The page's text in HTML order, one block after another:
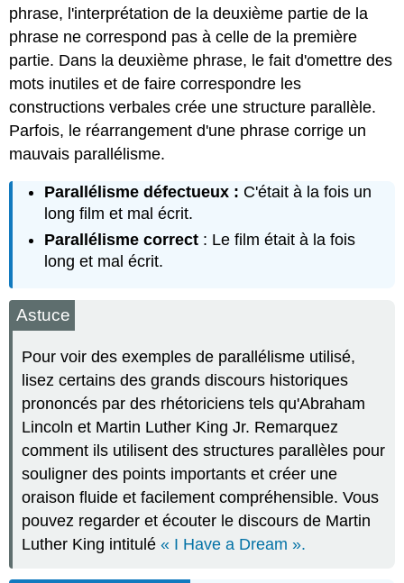
phrase, l'interprétation de la deuxième partie de la
phrase ne correspond pas à celle de la première
partie. Dans la deuxième phrase, le fait d'omettre des
mots inutiles et de faire correspondre les
constructions verbales crée une structure parallèle.
Parfois, le réarrangement d'une phrase corrige un
mauvais parallélisme.
Parallélisme défectueux : C'était à la fois un
long film et mal écrit.
Parallélisme correct : Le film était à la fois
long et mal écrit.
Astuce
Pour voir des exemples de parallélisme utilisé,
lisez certains des grands discours historiques
prononcés par des rhétoriciens tels qu'Abraham
Lincoln et Martin Luther King Jr. Remarquez
comment ils utilisent des structures parallèles pour
souligner des points importants et créer une
oraison fluide et facilement compréhensible. Vous
pouvez regarder et écouter le discours de Martin
Luther King intitulé« I Have a Dream ».